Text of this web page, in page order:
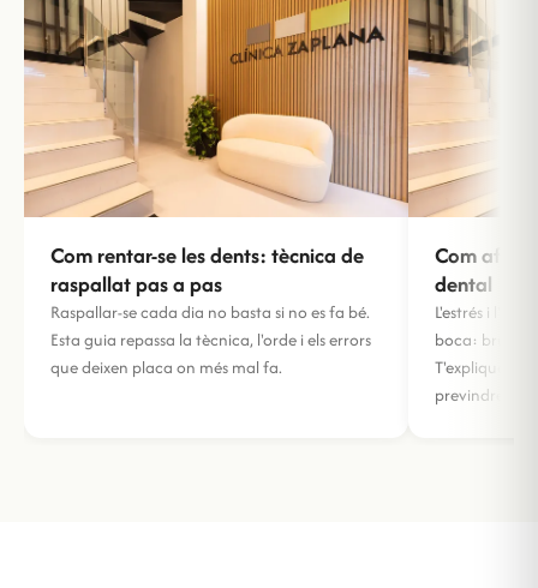
Com rentar-se les dents: tècnica de
raspallat pas a pas
Raspallar-se cada dia no basta si no es fa bé.
Esta guia repassa la tècnica, l'orde i els errors
que deixen placa on més mal fa.
Com
dental
L'estrés i
boca:
T'expliquem
previndre-ho.